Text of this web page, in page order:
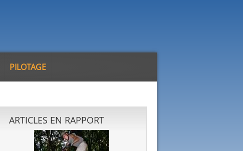
PILOTAGE
ARTICLES EN RAPPORT